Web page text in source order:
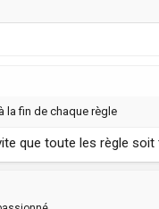
la fin de chaque règle
que toute les règle